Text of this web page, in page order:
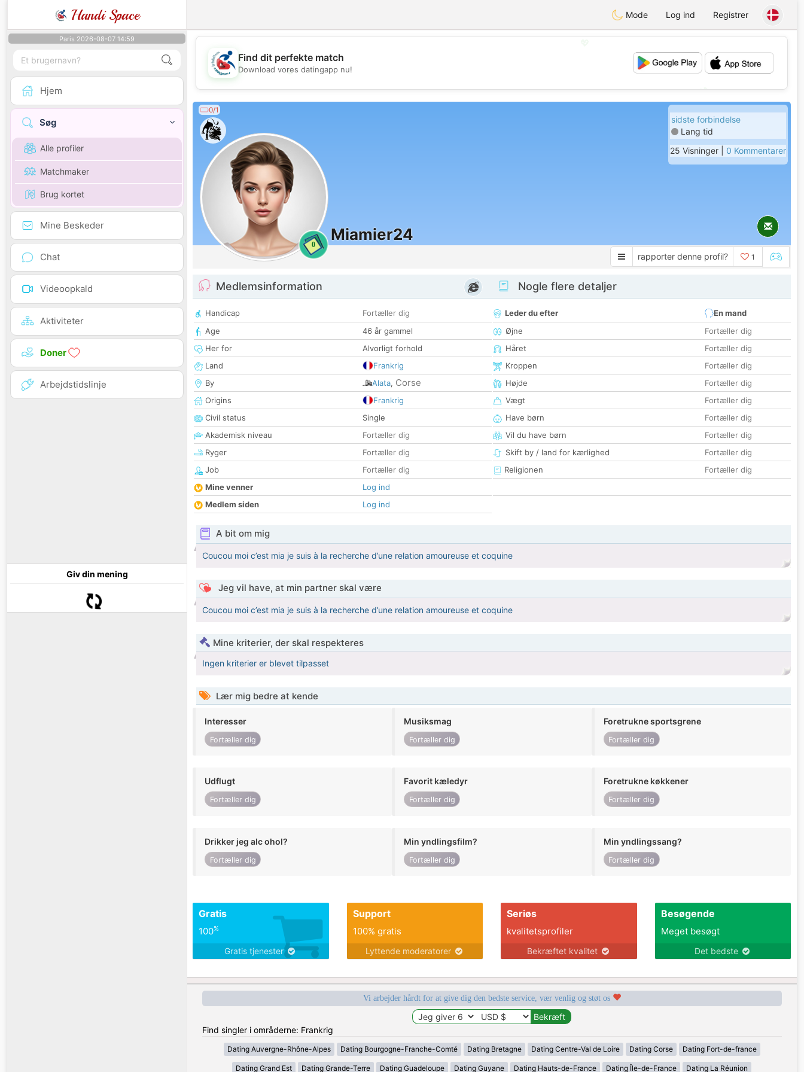
Handi Space Mode Log ind Registrer
Paris 2026-08-07 14:59
Hjem
Søg
Alle profiler
Matchmaker
Brug kortet
Mine Beskeder
Chat
Videoopkald
Aktiviteter
Doner
Arbejdstidslinje
Giv din mening
💖
💕
Find dit perfekte match
Download vores datingapp nu!
0/1
0
Miamier24
sidste forbindelse
Lang tid
25 Visninger | 0 Kommentarer
rapporter denne profil? 1
Medlemsinformation
Handicap
Fortæller dig
Age
46 år gammel
Her for
Alvorligt forhold
Land
Frankrig
By
Alata, Corse
Origins
Frankrig
Civil status
Single
Akademisk niveau
Fortæller dig
Ryger
Fortæller dig
Job
Fortæller dig
Mine venner
Log ind
Medlem siden
Log ind
Nogle flere detaljer
Leder du efter
En mand
Øjne
Fortæller dig
Håret
Fortæller dig
Kroppen
Fortæller dig
Højde
Fortæller dig
Vægt
Fortæller dig
Have børn
Fortæller dig
Vil du have børn
Fortæller dig
Skift by / land for kærlighed
Fortæller dig
Religionen
Fortæller dig
A bit om mig
Coucou moi c’est mia je suis à la recherche d’une relation amoureuse et coquine
Jeg vil have, at min partner skal være
Coucou moi c’est mia je suis à la recherche d’une relation amoureuse et coquine
Mine kriterier, der skal respekteres
Ingen kriterier er blevet tilpasset
Lær mig bedre at kende
Interesser
Fortæller dig
Musiksmag
Fortæller dig
Foretrukne sportsgrene
Fortæller dig
Udflugt
Fortæller dig
Favorit kæledyr
Fortæller dig
Foretrukne køkkener
Fortæller dig
Drikker jeg alc ohol?
Fortæller dig
Min yndlingsfilm?
Fortæller dig
Min yndlingssang?
Fortæller dig
Gratis
100%
Gratis tjenester
Support
100% gratis
Lyttende moderatorer
Seriøs
kvalitetsprofiler
Bekræftet kvalitet
Besøgende
Meget besøgt
Det bedste
Vi arbejder hårdt for at give dig den bedste service, vær venlig og støt os
Find singler i områderne: Frankrig
Dating Auvergne-Rhône-Alpes Dating Bourgogne-Franche-Comté Dating Bretagne Dating Centre-Val de Loire Dating Corse Dating Fort-de-france
Dating Grand Est Dating Grande-Terre Dating Guadeloupe Dating Guyane Dating Hauts-de-France Dating Île-de-France Dating La Réunion